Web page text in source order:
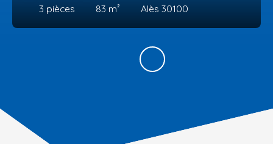
3 pièces 83 m² Alès 30100